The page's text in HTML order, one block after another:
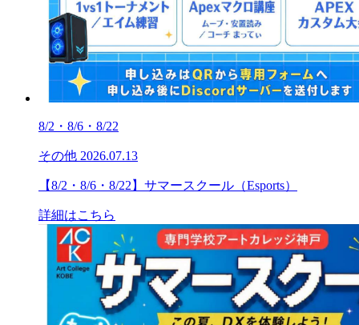
8/2・8/6・8/22
その他 2026.07.13
【8/2・8/6・8/22】サマースクール（Esports）
詳細はこちら